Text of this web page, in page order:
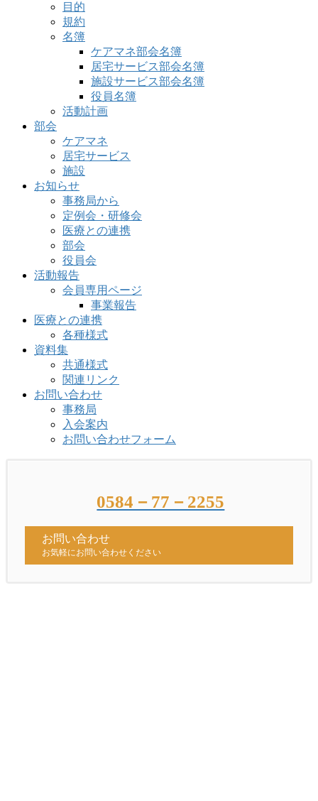
目的
規約
名簿
ケアマネ部会名簿
居宅サービス部会名簿
施設サービス部会名簿
役員名簿
活動計画
部会
ケアマネ
居宅サービス
施設
お知らせ
事務局から
定例会・研修会
医療との連携
部会
役員会
活動報告
会員専用ページ
事業報告
医療との連携
各種様式
資料集
共通様式
関連リンク
お問い合わせ
事務局
入会案内
お問い合わせフォーム
0584－77－2255
お問い合わせ
お気軽にお問い合わせください